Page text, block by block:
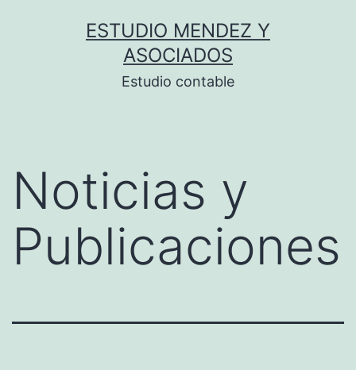
ESTUDIO MENDEZ Y
ASOCIADOS
Estudio contable
Noticias y
Publicaciones